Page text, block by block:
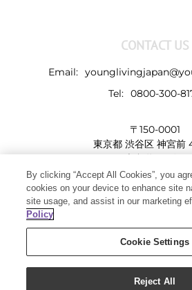
CONTACT US
Email:
Tel: 0800-300-
〒150-0001
東京都 渋谷区 神宮前
表参道LHビル
Copyright 2019 - Young Living Essential
By clicking “Accept All Cookies”, you
cookies on your device to enhance site
site usage, and assist in our marketing
Policy
Cookie Settings
Reject All